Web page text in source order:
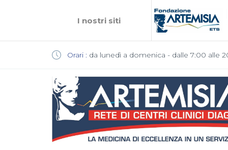
I nostri siti
Orari : da lunedì a domenica - dalle 7:00 alle